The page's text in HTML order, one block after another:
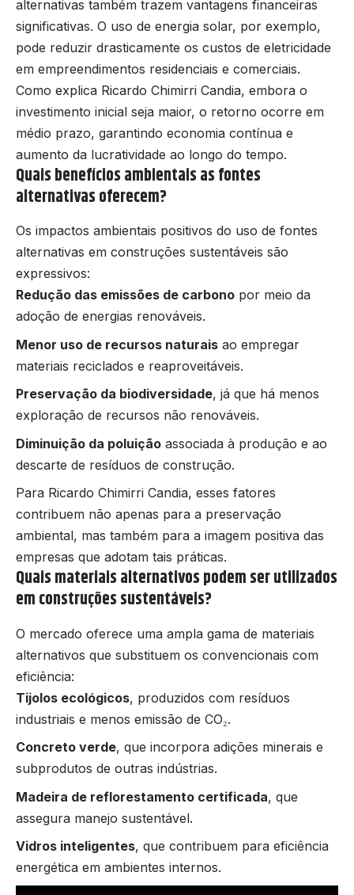
alternativas também trazem vantagens financeiras
significativas. O uso de energia solar, por exemplo,
pode reduzir drasticamente os custos de eletricidade
em empreendimentos residenciais e comerciais.
Como explica Ricardo Chimirri Candia, embora o
investimento inicial seja maior, o retorno ocorre em
médio prazo, garantindo economia contínua e
aumento da lucratividade ao longo do tempo.
Quais benefícios ambientais as fontes
alternativas oferecem?
Os impactos ambientais positivos do uso de fontes
alternativas em construções sustentáveis são
expressivos:
Redução das emissões de carbono por meio da
adoção de energias renováveis.
Menor uso de recursos naturais ao empregar
materiais reciclados e reaproveitáveis.
Preservação da biodiversidade, já que há menos
exploração de recursos não renováveis.
Diminuição da poluição associada à produção e ao
descarte de resíduos de construção.
Para Ricardo Chimirri Candia, esses fatores
contribuem não apenas para a preservação
ambiental, mas também para a imagem positiva das
empresas que adotam tais práticas.
Quais materiais alternativos podem ser utilizados
em construções sustentáveis?
O mercado oferece uma ampla gama de materiais
alternativos que substituem os convencionais com
eficiência:
Tijolos ecológicos, produzidos com resíduos
industriais e menos emissão de CO₂.
Concreto verde, que incorpora adições minerais e
subprodutos de outras indústrias.
Madeira de reflorestamento certificada, que
assegura manejo sustentável.
Vidros inteligentes, que contribuem para eficiência
energética em ambientes internos.